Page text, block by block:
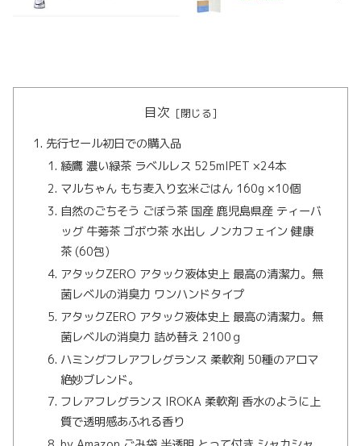
目次
先行セール初日での購入品
綾鷹 濃い緑茶 ラベルレス 525mlPET ×24本
マルちゃん もち麦入り玄米ごはん 160g ×10個
自然のごちそう ごぼう茶 国産 鹿児島県産 ティーバ
ッグ 牛蒡茶 ゴボウ茶 水出し ノンカフェイン 健康
茶 (60包)
アタックZERO アタック液体史上 最高の清潔力。無
菌レベルの消臭力 ワンハンドタイプ
アタックZERO アタック液体史上 最高の清潔力。無
菌レベルの消臭力 詰め替え 2100ｇ
ハミングフレアフレグランス 柔軟剤 50種のアロマ
絶妙ブレンド。
フレアフレグランス IROKA 柔軟剤 香水のように上
質で透明感あふれる香り